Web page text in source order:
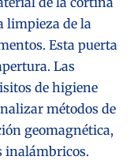
limpieza de la
Esta puerta
Las
de higiene
métodos de
geomagnética,
inalámbricos.